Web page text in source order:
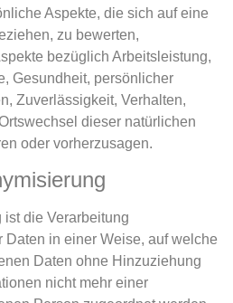
Aspekte, die sich auf eine
zu bewerten,
bezüglich Arbeitsleistung,
Gesundheit, persönlicher
Zuverlässigkeit, Verhalten,
dieser natürlichen
oder vorherzusagen.
die Verarbeitung
Daten in einer Weise, auf welche
Daten ohne Hinzuziehung
nicht mehr einer